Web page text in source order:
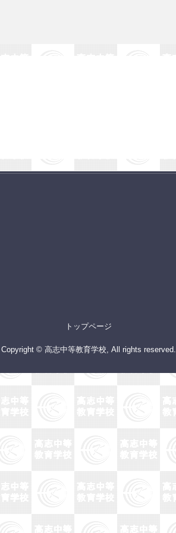
トップページ
Copyright © 高志中等教育学校, All rights reserved.